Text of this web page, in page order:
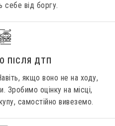
себе від боргу.
ПІСЛЯ ДТП
якщо воно не на ходу,
Зробимо оцінку на місці,
самостійно вивеземо.